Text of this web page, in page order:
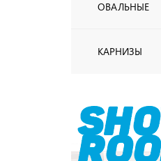
ОВАЛЬНЫЕ
КАРНИЗЫ